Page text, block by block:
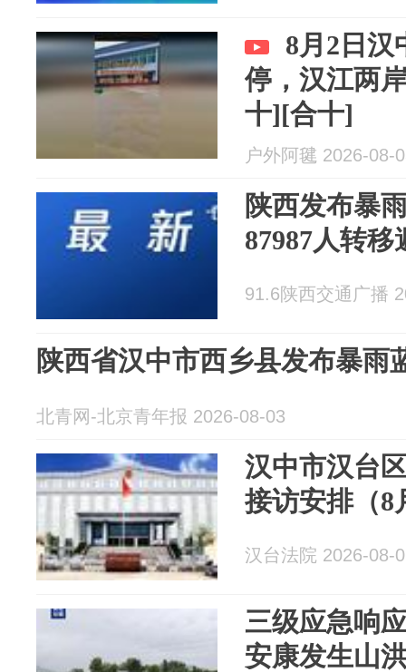
8月2日汉
停，汉江两
十][合十]
户外阿毽 2026-08-
陕西发布暴
87987人转移
91.6陕西交通广播
陕西省汉中市西乡县发布暴雨
北青网-北京青年报 2026-08-03
汉中市汉台
接访安排（
汉台法院 2026-08-
三级应急响
安康发生山